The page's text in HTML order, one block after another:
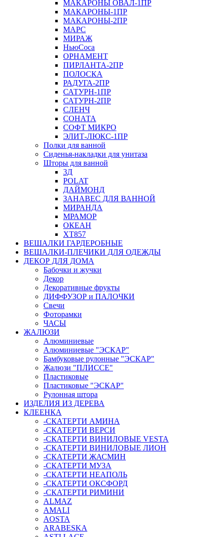
МАКАРОНЫ ОВАЛ-1ПР
МАКАРОНЫ-1ПР
МАКАРОНЫ-2ПР
МАРС
МИРАЖ
НьюСоса
ОРНАМЕНТ
ПИРЛАНТА-2ПР
ПОЛОСКА
РАДУГА-2ПР
САТУРН-1ПР
САТУРН-2ПР
СЛЕНЧ
СОНАТА
СОФТ МИКРО
ЭЛИТ-ЛЮКС-1ПР
Полки для ванной
Сиденья-накладки для унитаза
Шторы для ванной
3Д
POLAT
ДАЙМОНД
ЗАНАВЕС ДЛЯ ВАННОЙ
МИРАНДА
МРАМОР
ОКЕАН
ХТ857
ВЕШАЛКИ ГАРДЕРОБНЫЕ
ВЕШАЛКИ-ПЛЕЧИКИ ДЛЯ ОДЕЖДЫ
ДЕКОР ДЛЯ ДОМА
Бабочки и жучки
Декор
Декоративные фрукты
ДИФФУЗОР и ПАЛОЧКИ
Свечи
Фоторамки
ЧАСЫ
ЖАЛЮЗИ
Алюминиевые
Алюминиевые "ЭСКАР"
Бамбуковые рулонные "ЭСКАР"
Жалюзи "ПЛИССЕ"
Пластиковые
Пластиковые "ЭСКАР"
Рулонная штора
ИЗДЕЛИЯ ИЗ ДЕРЕВА
КЛЕЕНКА
-СКАТЕРТИ АМИНА
-СКАТЕРТИ ВЕРСИ
-СКАТЕРТИ ВИНИЛОВЫЕ VESTA
-СКАТЕРТИ ВИНИЛОВЫЕ ЛИОН
-СКАТЕРТИ ЖАСМИН
-СКАТЕРТИ МУЗА
-СКАТЕРТИ НЕАПОЛЬ
-СКАТЕРТИ ОКСФОРД
-СКАТЕРТИ РИМИНИ
ALMAZ
AMALI
AOSTA
ARABESKA